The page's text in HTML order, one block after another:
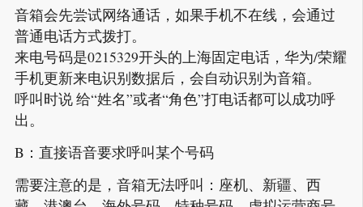
音箱会先尝试网络通话，如果手机不在线，会通过
普通电话方式拨打。
来电号码是0215329开头的上海固定电话，华为/荣耀
手机更新来电识别数据后，会自动识别为音箱。
呼叫时说 给“姓名”或者“角色”打电话都可以成功呼
出。
B：直接语音要求呼叫某个号码
需要注意的是，音箱无法呼叫：座机、新疆、西